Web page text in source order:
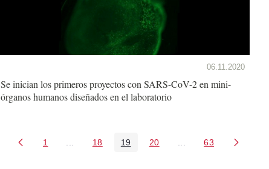
06.11.2020
Se inician los primeros proyectos con SARS-CoV-2 en mini-
órganos humanos diseñados en el laboratorio
Page
1 Intermediate Pages Use TAB to navigate.
Page
18 Page
19 Page
20 Intermediate Pages
Page
63